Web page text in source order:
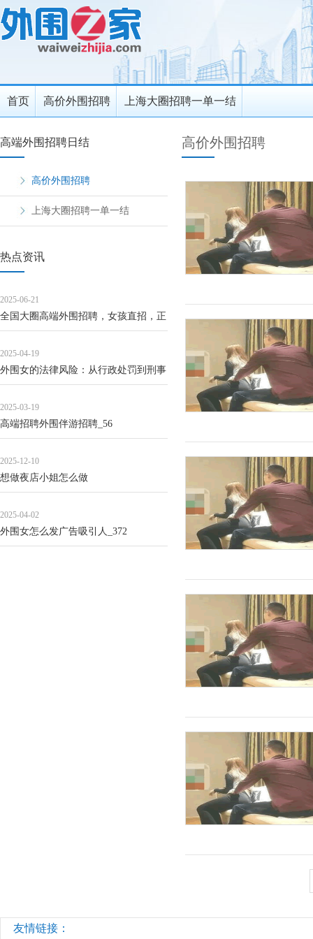
首页 高价外围招聘 上海大圈招聘一单一结
高端外围招聘日结
高价外围招聘
上海大圈招聘一单一结
热点资讯
2025-06-21
全国大圈高端外围招聘，女孩直招，正
2025-04-19
外围女的法律风险：从行政处罚到刑事
2025-03-19
高端招聘外围伴游招聘_56
2025-12-10
想做夜店小姐怎么做
2025-04-02
外围女怎么发广告吸引人_372
高价外围招聘
友情链接：